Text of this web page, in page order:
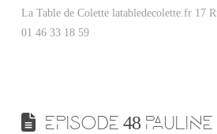
La Table de Colette latabledecolette.fr 17
01 46 33 18 59
EPISODE 48 PAULINE